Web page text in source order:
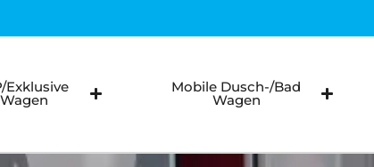
Exklusive
Wagen
Mobile Dusch-/Bad
Wagen
WC Vakuum